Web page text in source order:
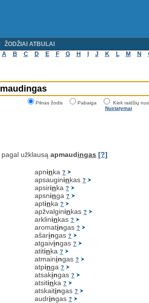
ŽODŽIAI ATBULAI
A
B C D E F G H J K L M N
Pilnas žodis Pabaiga Kiek raidžių
Nustatymai
pagal užklausąapmaudingas [?]
apninka?
apsaugininkas?
apsirinka?
apsninga?
aptinka?
apžvalgininkas?
arklininkas?
aromatingas?
ašaringas?
atgaivingas?
atitinka?
atmainingas?
atpinga?
atsakingas?
atsitinka?
atskaitingas?
audringas?